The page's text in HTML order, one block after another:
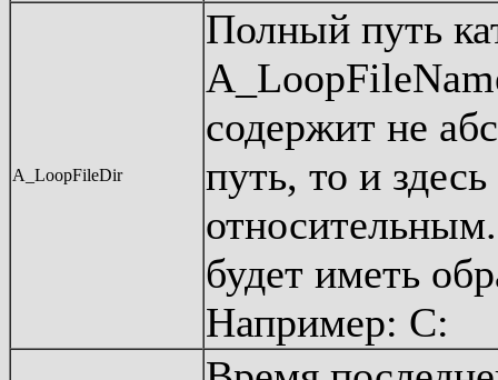
A_LoopFileDir
Полный путь
содержит не
путь, то и
будет иметь
Например: С: